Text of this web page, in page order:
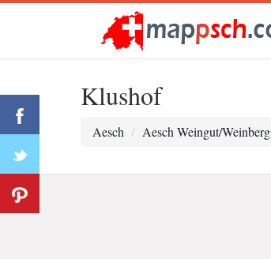
Klushof
Aesch Aesch Weingut/Weinberg